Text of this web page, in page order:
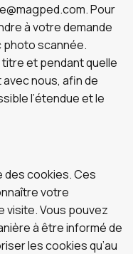
. Pour
à votre demande
photo scannée.
titre et pendant quelle
nous, afin de
l’étendue et le
des cookies. Ces
votre
visite. Vous pouvez
à être informé de
les cookies qu’au